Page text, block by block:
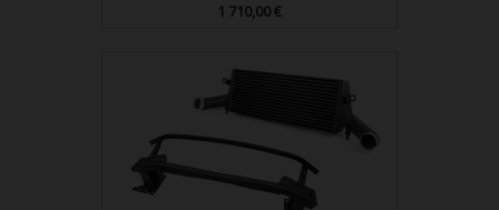
Prix
1 710,00 €